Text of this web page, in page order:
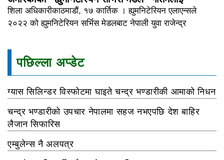
शिला अधिकारीकाठमाडौं, १७ कार्तिक । ह्युमनिटेरियन एलाएन्सले
२०२२ को ह्युमनिटेरियन सर्भिस मेडलबाट नेपाली युवा राजेन्द्र
पछिल्ला अप्डेट
ग्यास सिलिन्डर विस्फोटमा घाइते चन्द्र भण्डारीकी आमाको निधन
चन्द्र भण्डारीको उपचार नेपालमा सहज नभएपछि देश बाहिर
लैजान सिफारिस
एम्बुलेन्स नै अलपत्र